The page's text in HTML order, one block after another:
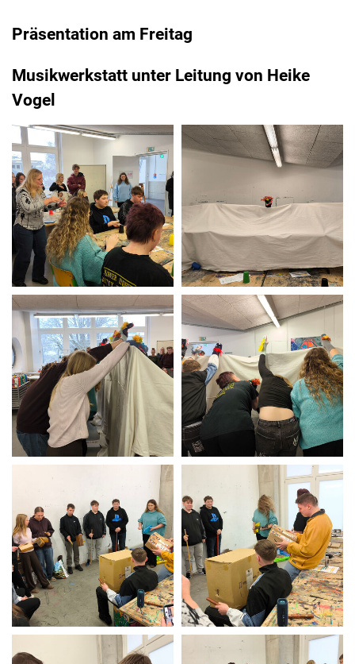
Präsentation am Freitag
Musikwerkstatt unter Leitung von Heike
Vogel